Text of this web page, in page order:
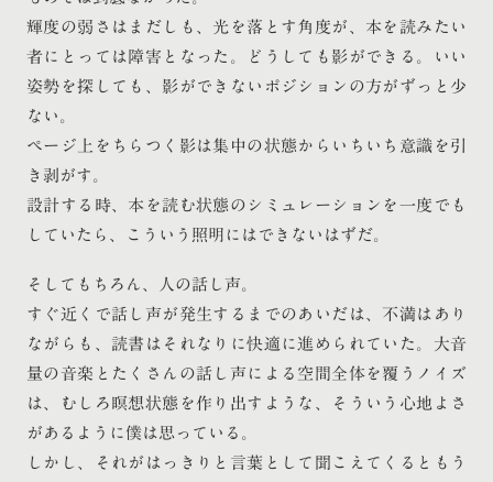
輝度の弱さはまだしも、光を落とす角度が、本を読みたい
者にとっては障害となった。どうしても影ができる。いい
姿勢を探しても、影ができないポジションの方がずっと少
ない。
ページ上をちらつく影は集中の状態からいちいち意識を引
き剥がす。
設計する時、本を読む状態のシミュレーションを一度でも
していたら、こういう照明にはできないはずだ。
そしてもちろん、人の話し声。
すぐ近くで話し声が発生するまでのあいだは、不満はあり
ながらも、読書はそれなりに快適に進められていた。大音
量の音楽とたくさんの話し声による空間全体を覆うノイズ
は、むしろ瞑想状態を作り出すような、そういう心地よさ
があるように僕は思っている。
しかし、それがはっきりと言葉として聞こえてくるともう